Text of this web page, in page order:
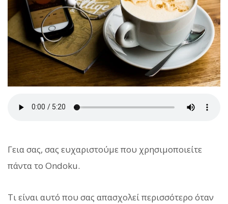
Γεια σας, σας ευχαριστούμε που χρησιμοποιείτε
πάντα το Ondoku.
Τι είναι αυτό που σας απασχολεί περισσότερο όταν